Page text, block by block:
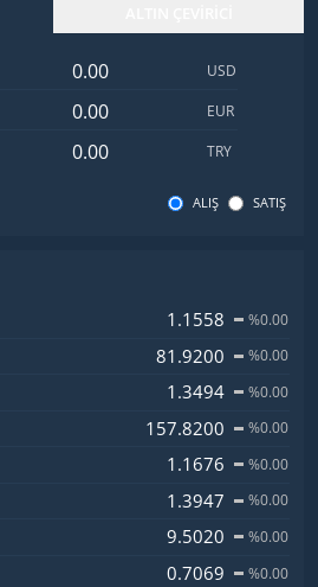
Dolar değeri USD
Euro değeri EUR
Türk Lirası değeri
TRY
ALIŞ SATIŞ
1.1558 %0.00
81.9200 %0.00
1.3494 %0.00
157.8200 %0.00
1.1676 %0.00
1.3947 %0.00
9.5020 %0.00
0.7069 %0.00